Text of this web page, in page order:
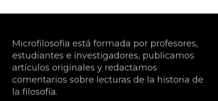
Microfilosofia está formada por profesores,
estudiantes e investigadores, publicamos
artículos originales y redactamos
comentarios sobre lecturas de la historia de
la filosofía.